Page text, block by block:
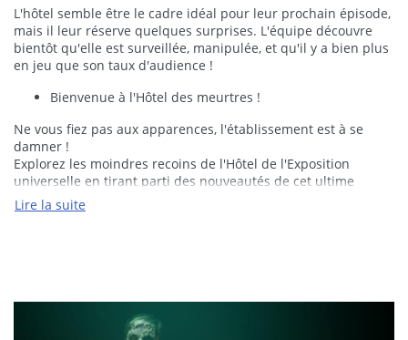
L'hôtel semble être le cadre idéal pour leur prochain épisode,
mais il leur réserve quelques surprises. L'équipe découvre
bientôt qu'elle est surveillée, manipulée, et qu'il y a bien plus
en jeu que son taux d'audience !
Bienvenue à l'Hôtel des meurtres !
Ne vous fiez pas aux apparences, l'établissement est à se
damner !
Explorez les moindres recoins de l'Hôtel de l'Exposition
universelle en tirant parti des nouveautés de cet ultime
épisode, comme l'inventaire de personnage, les énigmes liées
à des outils et la possibilité de courir, sauter et grimper.
d'Amérique, et survivez à des "salles d'exécution" qu'il a
spécifiquement conçues pour vous ôter la vie.
Lire la suite